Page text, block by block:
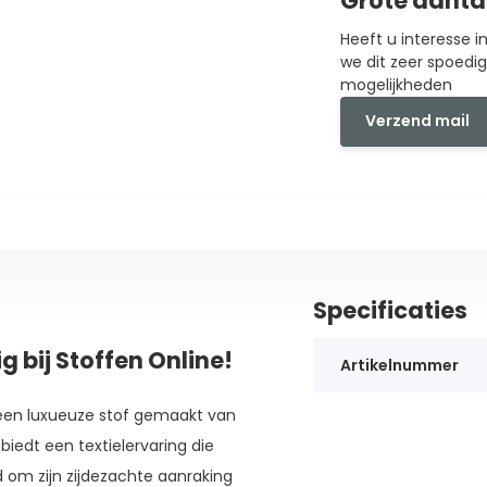
Heeft u interesse
we dit zeer
mogelijkheden
Verzend mail
bij Stoffen Online!
luxueuze stof gemaakt van
een textielervaring die
zijn zijdezachte aanraking
Specificaties
Artikelnummer